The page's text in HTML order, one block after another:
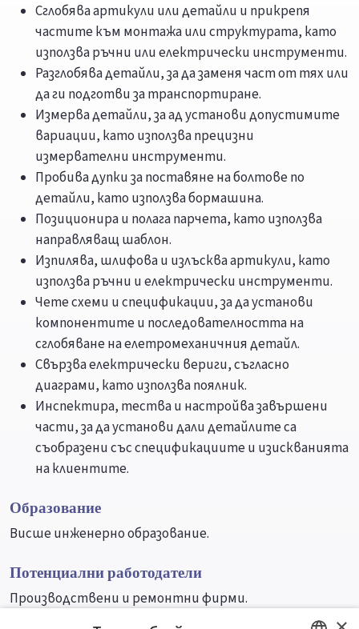
Сглобява артикули или детайли и прикрепя
частите към монтажа или структурата, като
използва ръчни или електрически инструменти.
Разглобява детайли, за да заменя част от тях или
да ги подготви за транспортиране.
Измерва детайли, за ад установи допустимите
вариации, като използва прецизни
измервателни инструменти.
Пробива дупки за поставяне на болтове по
детайли, като използва бормашина.
Позиционира и полага парчета, като използва
направляващ шаблон.
Изпилява, шлифова и излъсква артикули, като
използва ръчни и електрически инструменти.
Чете схеми и спецификации, за да установи
компонентите и последователността на
сглобяване на елетромеханичния детайл.
Свързва електрически вериги, съгласно
диаграми, като използва поялник.
Инспектира, тества и настройва завършени
части, за да установи дали детайлите са
съобразени със спецификациите и изискванията
на клиентите.
Образование
Висше инженерно образование.
Потенциални работодатели
Производствени и ремонтни фирми.